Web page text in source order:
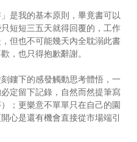
是我的基本原則，畢竟書可以
短短三五天就得回覆的，工作
但也不可能幾天內全耽溺此書
，也只得抱歉辭謝。
鏤下的感發觸動思考體悟，一
定留下記錄，自然而然提筆寫
；更樂意不單單只在自己的園
心是還有機會直接從市場端引